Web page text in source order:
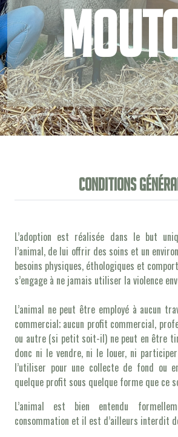
Conditions
L’adoption est réalisée dans le but
l’animal, de lui offrir des soins et un
besoins physiques, éthologiques et
s’engage à ne jamais utiliser la violence
L’animal ne peut être employé à aucun
commercial; aucun profit commercial,
ou autre (si petit soit-il) ne peut en être
donc ni le vendre, ni le louer, ni
l’utiliser pour une collecte de fond ou
quelque profit sous quelque forme que ce
L’animal est bien entendu
consommation et il est d’ailleurs interdit